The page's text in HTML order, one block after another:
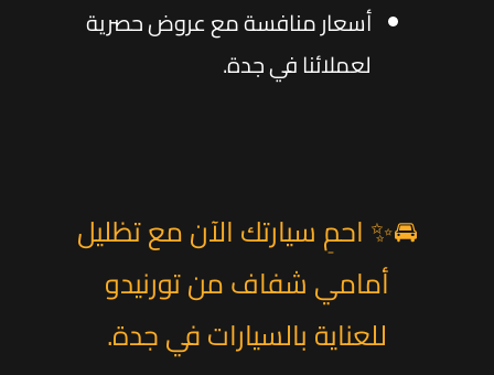
أسعار منافسة مع عروض حصرية
لعملائنا في جدة.
🚘✨ احمِ سيارتك الآن مع تظليل
أمامي شفاف من تورنيدو
للعناية بالسيارات في جدة.